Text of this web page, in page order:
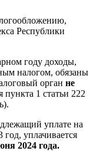
Республики
году доходы,
налогом, обязаны
орган не
пункта 1 статьи 222
уплате на
уплачивается
2024 года.